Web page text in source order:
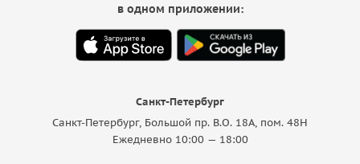
Санкт-Петербург
Санкт-Петербург, Большой пр. В.О. 18A, пом. 48Н
Ежедневно 10:00 — 18:00
в одном приложении: